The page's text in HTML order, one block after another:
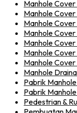
Manhole
Manhole
Manhole
Manhole
Manhole
Manhole Cover
Manhole
Manhole
Pabrik
Pabrik
Pedestrian &